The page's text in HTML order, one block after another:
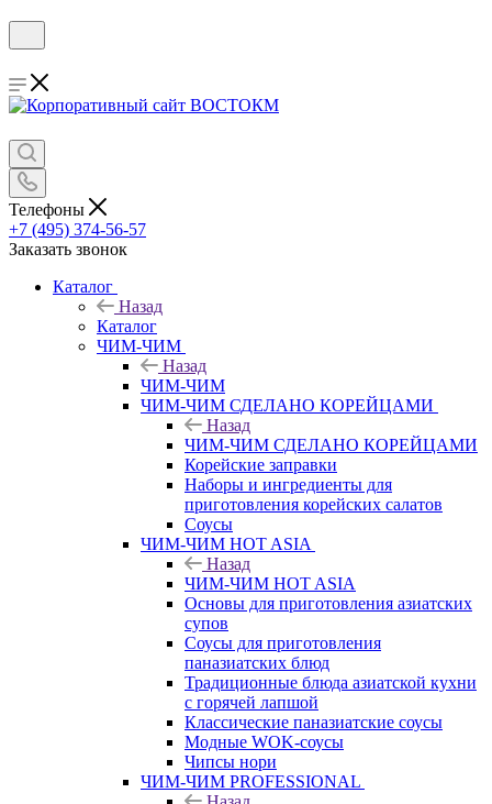
Телефоны
+7 (495) 374-56-57
Заказать звонок
Каталог
Назад
Каталог
ЧИМ-ЧИМ
Назад
ЧИМ-ЧИМ
ЧИМ-ЧИМ СДЕЛАНО КОРЕЙЦАМИ
Назад
ЧИМ-ЧИМ СДЕЛАНО КОРЕЙЦАМИ
Корейские заправки
Наборы и ингредиенты для
приготовления корейских салатов
Соусы
ЧИМ-ЧИМ HOT ASIA
Назад
ЧИМ-ЧИМ HOT ASIA
Основы для приготовления азиатских
супов
Соусы для приготовления
паназиатских блюд
Традиционные блюда азиатской кухни
с горячей лапшой
Классические паназиатские соусы
Модные WOK-соусы
Чипсы нори
ЧИМ-ЧИМ PROFESSIONAL